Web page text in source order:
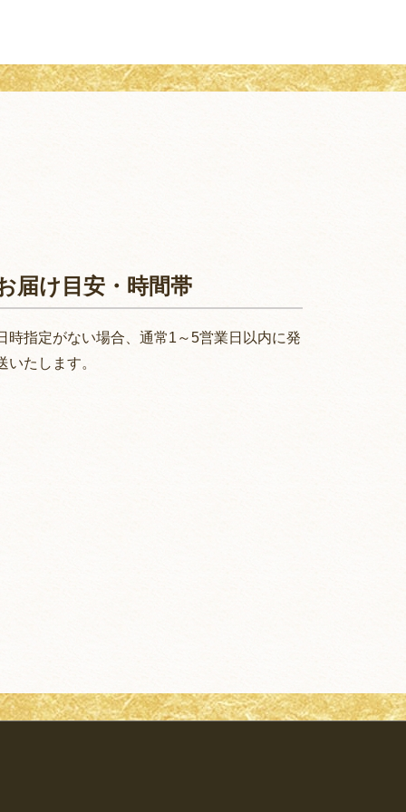
届け目安・時間帯
時指定がない場合、通常1～5営業日以内に発
いたします。